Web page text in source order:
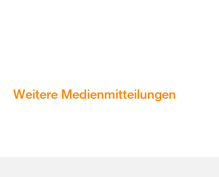
Weitere Medienmitteilungen